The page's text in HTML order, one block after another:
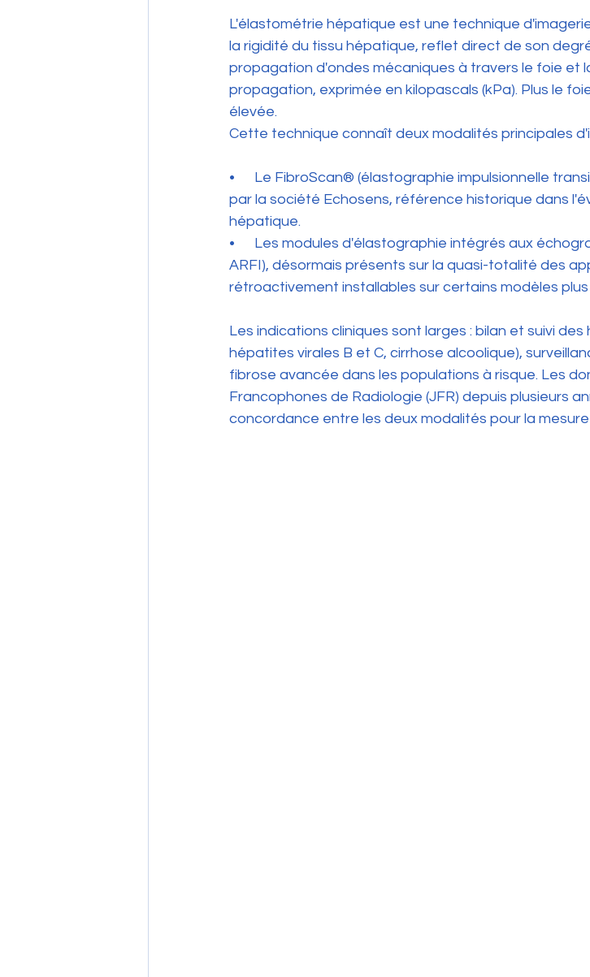
L'élastométrie hépatique est une technique
la rigidité du tissu hépatique, reflet direct de son
propagation d'ondes mécaniques à travers le foie et
propagation, exprimée en kilopascals (kPa). Plus le
élevée.
Cette technique connaît deux modalités principales
•      Le FibroScan® (élastographie impulsionnelle
par la société Echosens, référence historique dans
hépatique.
•      Les modules d'élastographie intégrés aux
ARFI), désormais présents sur la quasi-totalité des
rétroactivement installables sur certains modèles plus
Les indications cliniques sont larges : bilan et suivi
hépatites virales B et C, cirrhose alcoolique),
fibrose avancée dans les populations à risque. Les
Francophones de Radiologie (JFR) depuis plusieurs
concordance entre les deux modalités pour la